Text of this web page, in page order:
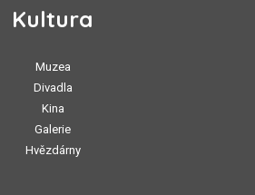
Kultura
Muzea
Divadla
Kina
Galerie
Hvězdárny